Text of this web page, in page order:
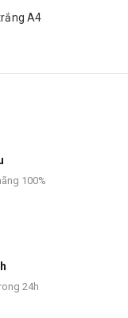
A4
100%
24h